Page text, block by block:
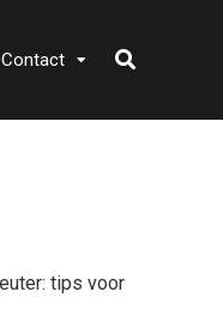
Contact
tips voor